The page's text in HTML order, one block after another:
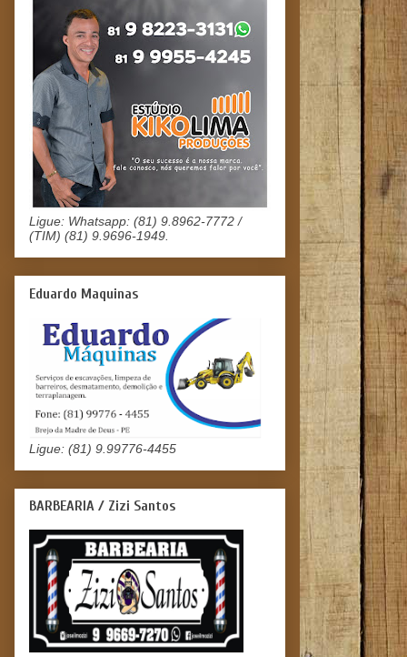
Ligue: Whatsapp: (81) 9.8962-7772 /
(TIM) (81) 9.9696-1949.
Eduardo Maquinas
Ligue: (81) 9.99776-4455
BARBEARIA / Zizi Santos